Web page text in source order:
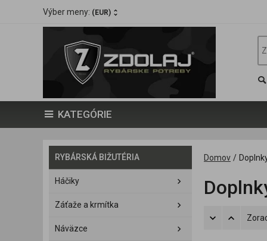
Výber meny: (EUR)
KATEGÓRIE
RYBÁRSKÁ BIŽUTÉRIA
Háčiky
Záťaže a krmítka
Náväzce
Domov /